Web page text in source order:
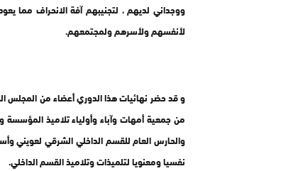
ووجداني لديهم ، لتجنيبهم آفة الانحراف مما
لأنفسهم ولأسرهم ولمجتمعهم.
و قد حضر نهائيات هذا الدوري أعضاء من المجلس
من جمعية أمهات وآباء وأولياء تلاميذ
والحارس العام للقسم الداخلي الشرقي لعويني
نفسيا ومعنويا لتلميذات وتلاميذ القسم الداخلي.